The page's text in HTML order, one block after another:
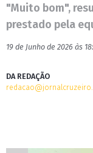
"Muito bom",
prestado pela
19 de Junho de 2026 às
DA REDAÇÃO